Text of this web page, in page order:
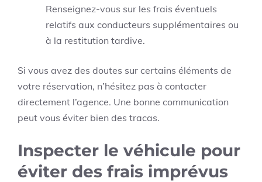
Renseignez-vous sur les frais éventuels
relatifs aux conducteurs supplémentaires ou
à la restitution tardive.
Si vous avez des doutes sur certains éléments de
votre réservation, n’hésitez pas à contacter
directement l’agence. Une bonne communication
peut vous éviter bien des tracas.
Inspecter le véhicule pour
éviter des frais imprévus